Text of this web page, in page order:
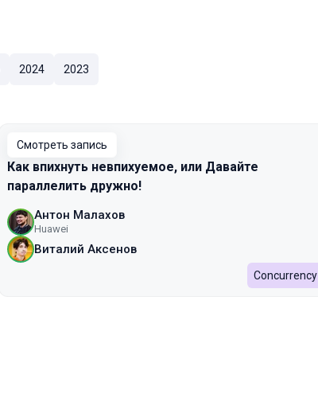
2024 2023
Смотреть запись
Как впихнуть невпихуемое, или Давайте
параллелить дружно!
Антон Малахов
Huawei
Виталий Аксенов
Concurrency